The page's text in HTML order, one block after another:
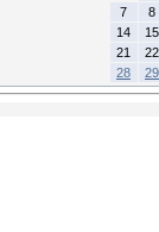
7
8
14
15
21
22
28
29